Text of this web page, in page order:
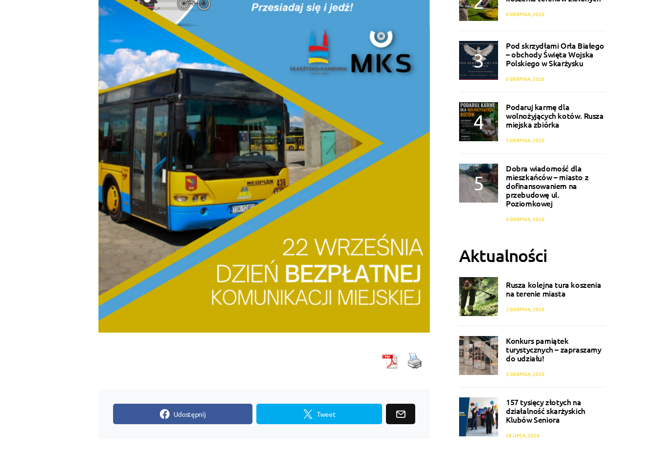
Udostępnij Tweet
6 SIERPNIA, 2026
Pod skrzydłami Orła Białego
– obchody Święta Wojska
Polskiego w Skarżysku
6 SIERPNIA, 2026
Podaruj karmę dla
wolnożyjących kotów. Rusza
miejska zbiórka
5 SIERPNIA, 2026
Dobra wiadomość dla
mieszkańców – miasto z
dofinansowaniem na
przebudowę ul.
Poziomkowej
4 SIERPNIA, 2026
Aktualności
Rusza kolejna tura koszenia
na terenie miasta
3 SIERPNIA, 2026
Konkurs pamiątek
turystycznych – zapraszamy
do udziału!
3 SIERPNIA, 2026
157 tysięcy złotych na
działalność skarżyskich
Klubów Seniora
28 LIPCA, 2026